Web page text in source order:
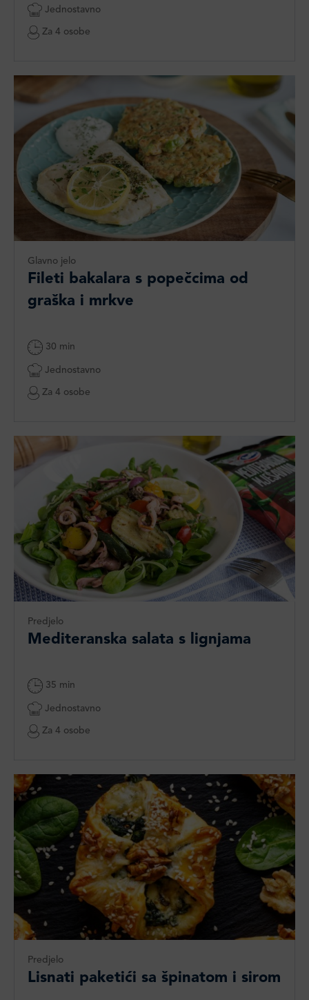
Jednostavno
Za 4 osobe
Glavno jelo
Fileti bakalara s popečcima od
graška i mrkve
30 min
Jednostavno
Za 4 osobe
Predjelo
Mediteranska salata s lignjama​
35 min
Jednostavno
Za 4 osobe
Predjelo
Lisnati paketići sa špinatom i sirom